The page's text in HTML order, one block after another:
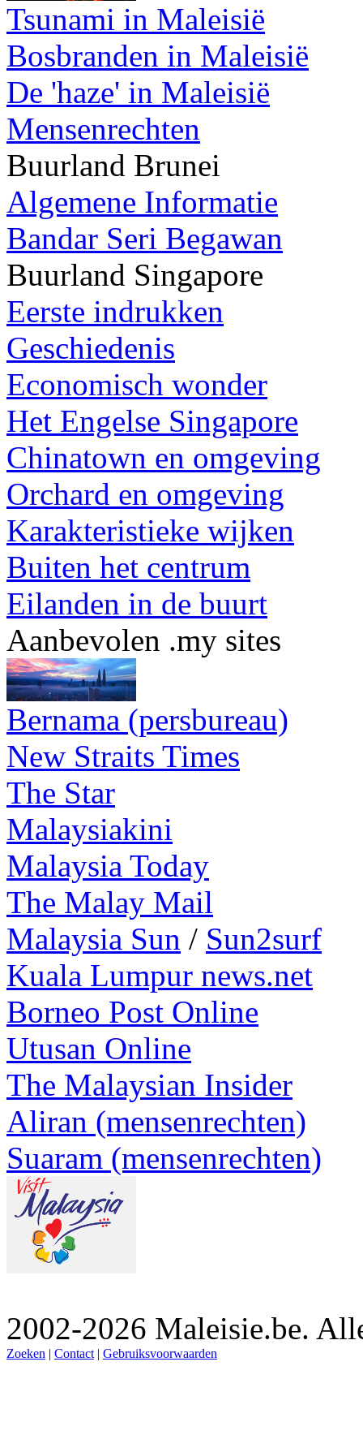
Tsunami in Maleisië
Bosbranden in Maleisië
De 'haze' in Maleisië
Mensenrechten
Buurland Brunei
Algemene Informatie
Bandar Seri Begawan
Buurland Singapore
Eerste indrukken
Geschiedenis
Economisch wonder
Het Engelse Singapore
Chinatown en omgeving
Orchard en omgeving
Karakteristieke wijken
Buiten het centrum
Eilanden in de buurt
Aanbevolen .my sites
Bernama (persbureau)
New Straits Times
The Star
Malaysiakini
Malaysia Today
The Malay Mail
Malaysia Sun / Sun2surf
Kuala Lumpur news.net
Borneo Post Online
Utusan Online
The Malaysian Insider
Aliran (mensenrechten)
Suaram (mensenrechten)
2002-2026 Maleisie.be.
Zoeken | Contact | Gebruiksvoorwaarden